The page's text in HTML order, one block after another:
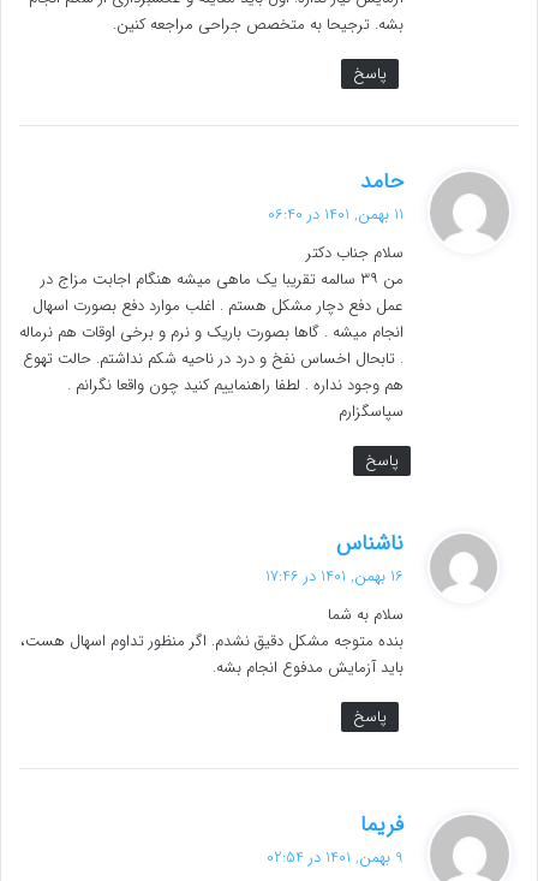
بشه. ترجیحا به متخصص جراحی مراجعه کنین.
پاسخ
حامد
ت
:
11 بهمن, 1401 در 06:40
سلام جناب دکتر
من ۳۹ سالمه تقریبا یک ماهی میشه هنگام اجابت مزاج در
عمل دفع دچار مشکل هستم . اغلب موارد دفع بصورت اسهال
انجام میشه . گاها بصورت باریک و نرم و برخی اوقات هم نرماله
. تابحال اخساس نفخ و درد در ناحیه شکم نداشتم. حالت تهوع
هم وجود نداره . لطفا راهنماییم کنید چون واقعا نگرانم .
سپاسگزارم
پاسخ
ناشناس
ف
:
16 بهمن, 1401 در 17:46
سلام به شما
بنده متوجه مشکل دقیق نشدم. اگر منظور تداوم اسهال هست،
باید آزمایش مدفوع انجام بشه.
پاسخ
فریما
9 بهمن, 1401 در 02:54